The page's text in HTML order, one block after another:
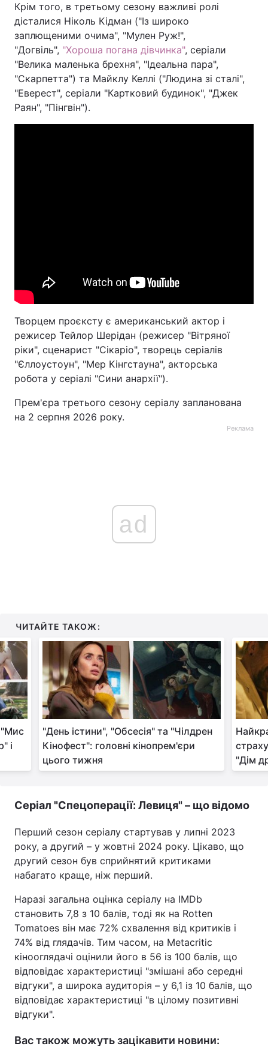
Крім того, в третьому сезону важливі ролі
дісталися Ніколь Кідман ("Із широко
заплющеними очима", "Мулен Руж!",
"Догвіль", "Хороша погана дівчинка", серіали
"Велика маленька брехня", "Ідеальна пара",
"Скарпетта") та Майклу Келлі ("Людина зі сталі",
"Еверест", серіали "Картковий будинок", "Джек
Раян", "Пінгвін").
Творцем проєксту є американський актор і
режисер Тейлор Шерідан (режисер "Вітряної
ріки", сценарист "Сікаріо", творець серіалів
"Єллоустоун", "Мер Кінгстауна", акторська
робота у серіалі "Сини анархії").
Прем'єра третього сезону серіалу запланована
на 2 серпня 2026 року.
Реклама
ad
ЧИТАЙТЕ ТАКОЖ:
"Мис
і
"День істини", "Обсесія" та "Чілдрен
Кінофест": головні кінопрем'єри
цього тижня
"Дім
Серіал "Спецоперації: Левиця" – що відомо
Перший сезон серіалу стартував у липні 2023
року, а другий – у жовтні 2024 року. Цікаво, що
другий сезон був сприйнятий критиками
набагато краще, ніж перший.
Наразі загальна оцінка серіалу на IMDb
становить 7,8 з 10 балів, тоді як на Rotten
Tomatoes він має 72% схвалення від критиків і
74% від глядачів. Тим часом, на Metacritic
кінооглядачі оцінили його в 56 із 100 балів, що
відповідає характеристиці "змішані або середні
відгуки", а широка аудиторія – у 6,1 із 10 балів, що
відповідає характеристиці "в цілому позитивні
відгуки".
Вас також можуть зацікавити новини: